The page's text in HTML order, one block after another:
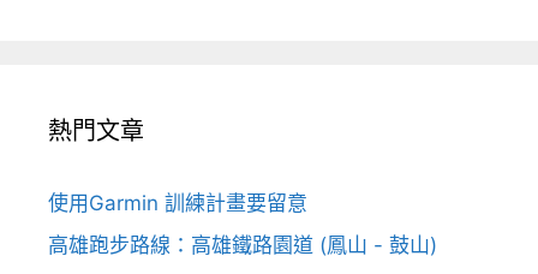
熱門文章
使用Garmin 訓練計畫要留意
高雄跑步路線：高雄鐵路園道 (鳳山 - 鼓山)